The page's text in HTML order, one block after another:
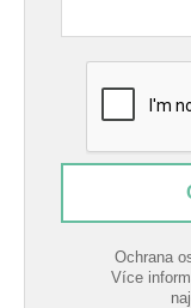
Ochrana
Více